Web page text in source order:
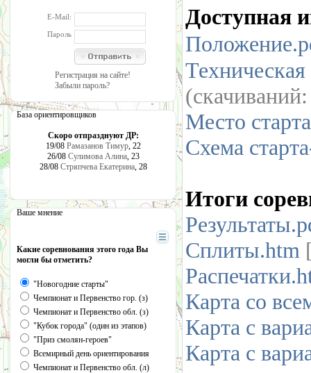
E-Mail:
Пароль
Регистрация на сайте!
Забыли пароль?
База ориентировщиков
Скоро отпразднуют ДР:
19/08 Рамазанов Тимур, 22
26/08 Сулимова Алина, 23
28/08 Стряпчева Екатерина, 28
Ваше мнение
Какие соревнования этого года Вы
могли бы отметить?
"Новогодние старты"
Чемпионат и Первенство гор. (з)
Чемпионат и Первенство обл. (з)
"Кубок города" (один из этапов)
"Приз смолян-героев"
Всемирный день ориентирования
Чемпионат и Первенство обл. (л)
Доступная
Место старта
Схема
Итоги
Сплиты.htm
Карта со
Карта с
Карта с